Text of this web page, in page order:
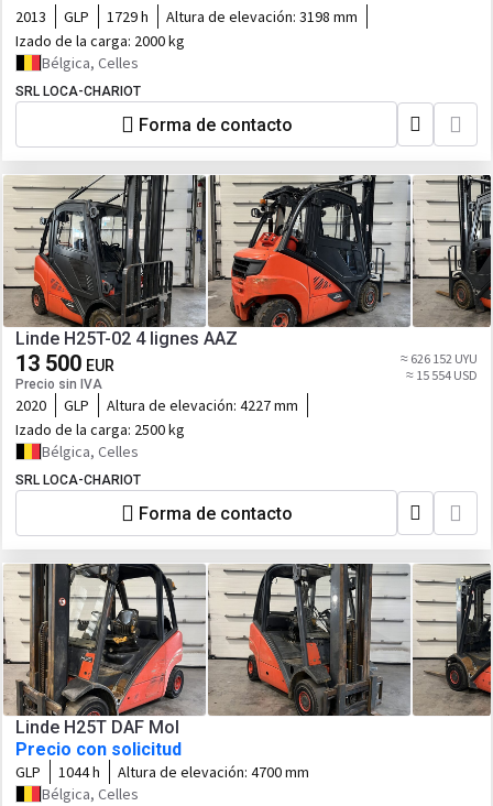
2013 GLP 1729 h Altura de elevación: 3198 mm
Izado de la carga: 2000 kg
Bélgica, Celles
SRL LOCA-CHARIOT
Forma de contacto
Linde H25T-02 4 lignes AAZ
13 500 EUR
Precio sin IVA
≈ 626 152 UYU
≈ 15 554 USD
2020 GLP Altura de elevación: 4227 mm
Izado de la carga: 2500 kg
Bélgica, Celles
SRL LOCA-CHARIOT
Forma de contacto
Linde H25T DAF Mol
Precio con solicitud
GLP 1044 h Altura de elevación: 4700 mm
Bélgica, Celles